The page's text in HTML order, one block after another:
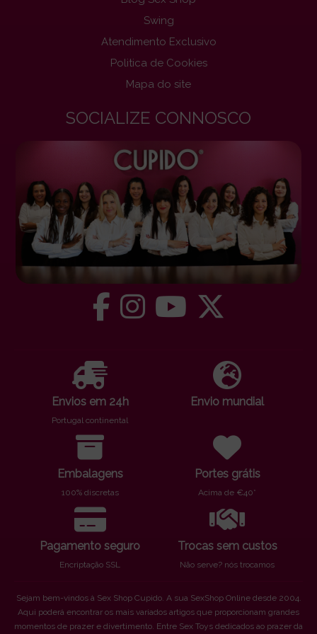
Swing
Atendimento Exclusivo
Politica de Cookies
Mapa do site
SOCIALIZE CONNOSCO
Envios em 24h
Portugal continental
Envio mundial
Embalagens
100% discretas
Portes grátis
Acima de €40*
Pagamento seguro
Encriptação SSL
Trocas sem custos
Não serve? nós trocamos
Sejam bem-vindos à Sex Shop Cupido. A sua SexShop Online desde 2004.
Aqui poderá encontrar os mais variados artigos que proporcionam grandes
momentos de prazer e divertimento. Entre Sex Toys dedicados ao prazer da